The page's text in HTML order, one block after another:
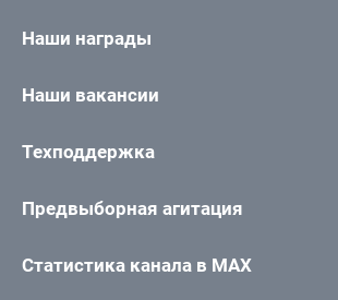
Наши награды
Наши вакансии
Техподдержка
Предвыборная агитация
Статистика канала в MAX